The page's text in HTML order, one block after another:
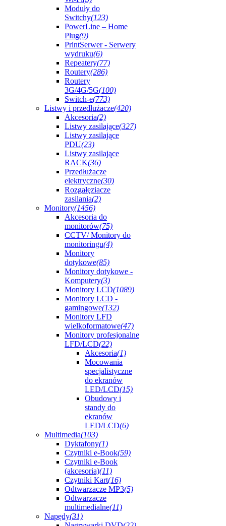
Moduły do
Switchy(123)
PowerLine – Home
Plug(9)
PrintSerwer - Serwery
wydruku(6)
Repeatery(77)
Routery(286)
Routery
3G/4G/5G(100)
Switch-e(773)
Listwy i przedłużacze(420)
Akcesoria(2)
Listwy zasilające(327)
Listwy zasilające
PDU(23)
Listwy zasilające
RACK(36)
Przedłużacze
elektryczne(30)
Rozgałęziacze
zasilania(2)
Monitory(1456)
Akcesoria do
monitorów(75)
CCTV/ Monitory do
monitoringu(4)
Monitory
dotykowe(85)
Monitory dotykowe -
Komputery(3)
Monitory LCD(1089)
Monitory LCD -
gamingowe(132)
Monitory LFD
wielkoformatowe(47)
Monitory profesjonalne
LFD/LCD(22)
Akcesoria(1)
Mocowania
specjalistyczne
do ekranów
LED/LCD(15)
Obudowy i
standy do
ekranów
LED/LCD(6)
Multimedia(103)
Dyktafony(1)
Czytniki e-Book(59)
Czytniki e-Book
(akcesoria)(11)
Czytniki Kart(16)
Odtwarzacze MP3(5)
Odtwarzacze
multimedialne(11)
Napędy(31)